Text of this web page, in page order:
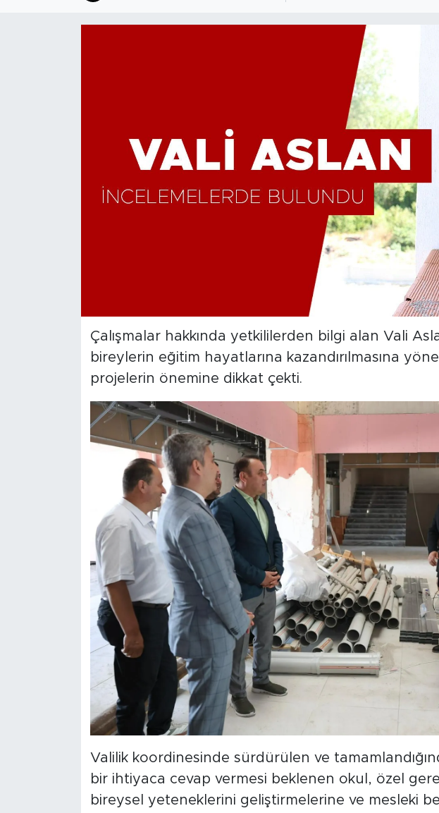
Çalışmalar hakkında yetkililerden bilgi alan Vali
bireylerin eğitim hayatlarına kazandırılmasına
projelerin önemine dikkat çekti.
Valilik koordinesinde sürdürülen ve
bir ihtiyaca cevap vermesi beklenen okul, özel
bireysel yeteneklerini geliştirmelerine ve mesleki